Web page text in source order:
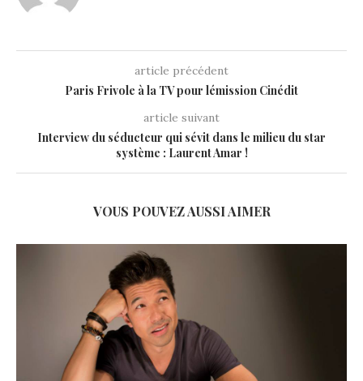
article précédent
Paris Frivole à la TV pour lémission Cinédit
article suivant
Interview du séducteur qui sévit dans le milieu du star
système : Laurent Amar !
VOUS POUVEZ AUSSI AIMER